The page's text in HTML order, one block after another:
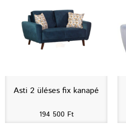
Asti 2 üléses fix kanapé
194 500 Ft